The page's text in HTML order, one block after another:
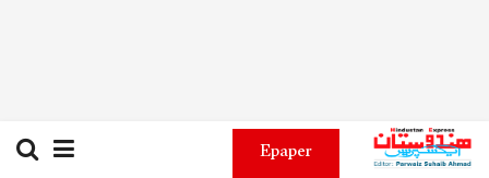
Epaper